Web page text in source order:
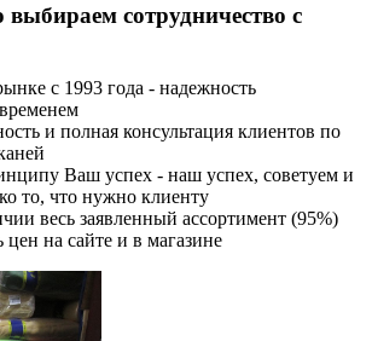
сотрудничество с
с 1993 года - надежность
и полная консультация клиентов по
Ваш успех - наш успех, советуем и
то, что нужно клиенту
весь заявленный ассортимент (95%)
цен на сайте и в магазине